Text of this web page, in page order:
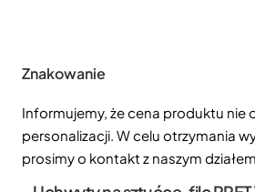
Znakowanie
Informujemy, że cena produktu nie
personalizacji. W celu otrzymania
prosimy o kontakt z naszym